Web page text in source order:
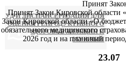
УД И ДИСПАНСЕРИЗАЦИЯ ДЛЯ
ОЦЕНКИ РЕПРОДУКТИВНОГО
ЗДОРОВЬЯ ЖЕНЩИН И
МУЖЧИН
Принят
Принят Закон Кировской области
Закон Кировской области «О
обязательного медицинского
2026 год и на плановый
23.07